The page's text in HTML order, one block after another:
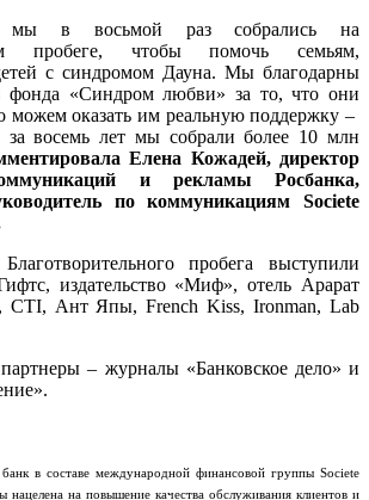
в восьмой раз собрались на
пробеге, чтобы помочь семьям,
с синдромом Дауна. Мы благодарны
фонда «Синдром любви» за то, что они
можем оказать им реальную поддержку –
восемь лет мы собрали более 10 млн
Елена Кожадей, директор
и рекламы Росбанка,
по коммуникациям Societe
пробега выступили
издательство «Миф», отель Арарат
CTI, Ант Япы, French Kiss, Ironman, Lab
– журналы «Банковское дело» и
в составе международной финансовой группы Societe
нацелена на повышение качества обслуживания клиентов и